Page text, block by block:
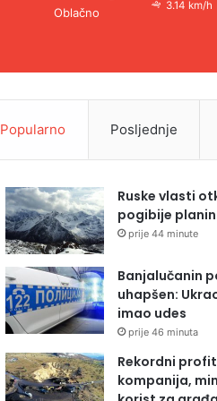
Oblačno
3.14 km/h
Popularno Posljednje
Ruske vlasti
pogibije
prije 44 minute
Banjalučanin
uhapšen:
imao udes
prije 46 minuta
Rekordni
kompanija,